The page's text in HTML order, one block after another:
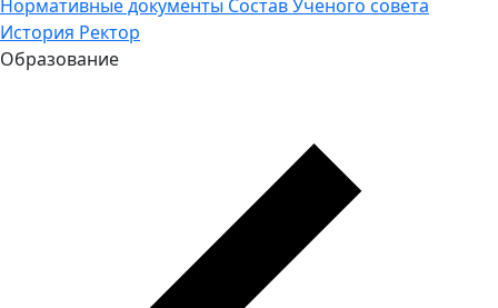
Нормативные документы Состав Ученого совета
История Ректор
Образование